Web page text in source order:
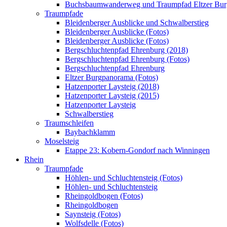
Buchsbaumwanderweg und Traumpfad Eltzer
Traumpfade
Bleidenberger Ausblicke und Schwalberstieg
Bleidenberger Ausblicke (Fotos)
Bleidenberger Ausblicke (Fotos)
Bergschluchtenpfad Ehrenburg (2018)
Bergschluchtenpfad Ehrenburg (Fotos)
Bergschluchtenpfad Ehrenburg
Eltzer Burgpanorama (Fotos)
Hatzenporter Laysteig (2018)
Hatzenporter Laysteig (2015)
Hatzenporter Laysteig
Schwalberstieg
Traumschleifen
Baybachklamm
Moselsteig
Etappe 23: Kobern-Gondorf nach Winningen
Rhein
Traumpfade
Höhlen- und Schluchtensteig (Fotos)
Höhlen- und Schluchtensteig
Rheingoldbogen (Fotos)
Rheingoldbogen
Saynsteig (Fotos)
Wolfsdelle (Fotos)